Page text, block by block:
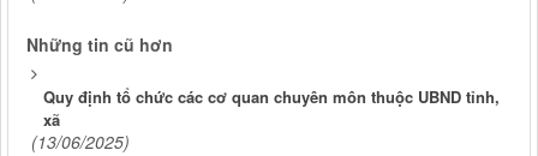
Những tin cũ hơn
Quy định tổ chức các cơ quan chuyên môn thuộc UBND tỉnh,
xã
(13/06/2025)